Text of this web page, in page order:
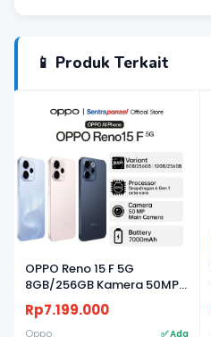
📱 Produk Terkait
OPPO Reno 15 F 5G
8GB/256GB Kamera 50MP,
Baterai 7000mAh, Layar
AMOLED 120Hz
Rp7.199.000
Oppo ✅ Ada